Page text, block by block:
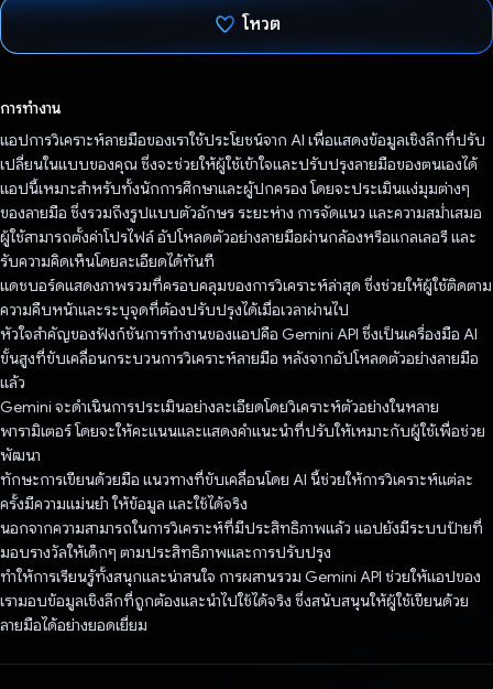
โหวต
การทำงาน
แอปการวิเคราะห์ลายมือของเราใช้ประโยชน์จาก AI เพื่อแสดงข้อมูลเชิงลึกที่ปรับ
เปลี่ยนในแบบของคุณ ซึ่งจะช่วยให้ผู้ใช้เข้าใจและปรับปรุงลายมือของตนเองได้
แอปนี้เหมาะสำหรับทั้งนักการศึกษาและผู้ปกครอง โดยจะประเมินแง่มุมต่างๆ
ของลายมือ ซึ่งรวมถึงรูปแบบตัวอักษร ระยะห่าง การจัดแนว และความสม่ำเสมอ
ผู้ใช้สามารถตั้งค่าโปรไฟล์ อัปโหลดตัวอย่างลายมือผ่านกล้องหรือแกลเลอรี และ
รับความคิดเห็นโดยละเอียดได้ทันที
แดชบอร์ดแสดงภาพรวมที่ครอบคลุมของการวิเคราะห์ล่าสุด ซึ่งช่วยให้ผู้ใช้ติดตาม
ความคืบหน้าและระบุจุดที่ต้องปรับปรุงได้เมื่อเวลาผ่านไป
หัวใจสำคัญของฟังก์ชันการทำงานของแอปคือ Gemini API ซึ่งเป็นเครื่องมือ AI
ขั้นสูงที่ขับเคลื่อนกระบวนการวิเคราะห์ลายมือ หลังจากอัปโหลดตัวอย่างลายมือ
แล้ว
Gemini จะดำเนินการประเมินอย่างละเอียดโดยวิเคราะห์ตัวอย่างในหลาย
พารามิเตอร์ โดยจะให้คะแนนและแสดงคำแนะนำที่ปรับให้เหมาะกับผู้ใช้เพื่อช่วย
พัฒนา
ทักษะการเขียนด้วยมือ แนวทางที่ขับเคลื่อนโดย AI นี้ช่วยให้การวิเคราะห์แต่ละ
ครั้งมีความแม่นยำ ให้ข้อมูล และใช้ได้จริง
นอกจากความสามารถในการวิเคราะห์ที่มีประสิทธิภาพแล้ว แอปยังมีระบบป้ายที่
มอบรางวัลให้เด็กๆ ตามประสิทธิภาพและการปรับปรุง
ทำให้การเรียนรู้ทั้งสนุกและน่าสนใจ การผสานรวม Gemini API ช่วยให้แอปของ
เรามอบข้อมูลเชิงลึกที่ถูกต้องและนําไปใช้ได้จริง ซึ่งสนับสนุนให้ผู้ใช้เขียนด้วย
ลายมือได้อย่างยอดเยี่ยม